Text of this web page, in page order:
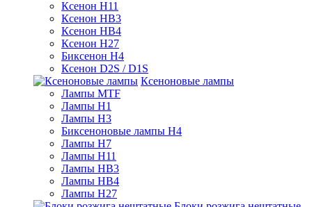
Ксенон H11
Ксенон HB3
Ксенон HB4
Ксенон H27
Биксенон H4
Ксенон D2S / D1S
Ксеноновые лампы
Лампы MTF
Лампы H1
Лампы H3
Биксеноновые лампы H4
Лампы H7
Лампы H11
Лампы HB3
Лампы HB4
Лампы H27